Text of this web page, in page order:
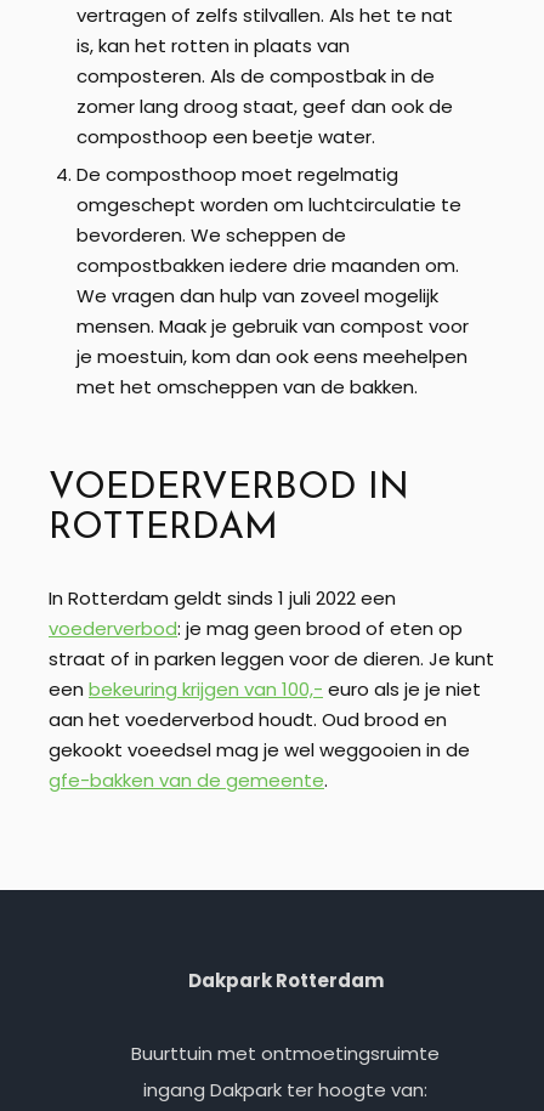
vertragen of zelfs stilvallen. Als het te nat
is, kan het rotten in plaats van
composteren. Als de compostbak in de
zomer lang droog staat, geef dan ook de
composthoop een beetje water.
De composthoop moet regelmatig
omgeschept worden om luchtcirculatie te
bevorderen. We scheppen de
compostbakken iedere drie maanden om.
We vragen dan hulp van zoveel mogelijk
mensen. Maak je gebruik van compost voor
je moestuin, kom dan ook eens meehelpen
met het omscheppen van de bakken.
VOEDERVERBOD IN
ROTTERDAM
In Rotterdam geldt sinds 1 juli 2022 een
voederverbod: je mag geen brood of eten op
straat of in parken leggen voor de dieren. Je kunt
een bekeuring krijgen van 100,- euro als je je niet
aan het voederverbod houdt. Oud brood en
gekookt voeedsel mag je wel weggooien in de
gfe-bakken van de gemeente.
Dakpark Rotterdam
Buurttuin met ontmoetingsruimte
ingang Dakpark ter hoogte van: